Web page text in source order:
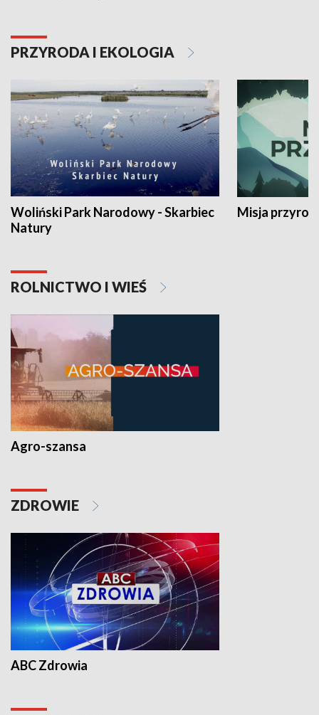
PRZYRODA I EKOLOGIA
Woliński Park Narodowy - Skarbiec
Natury
Misja
ROLNICTWO I WIEŚ
Agro-szansa
ZDROWIE
ABC Zdrowia